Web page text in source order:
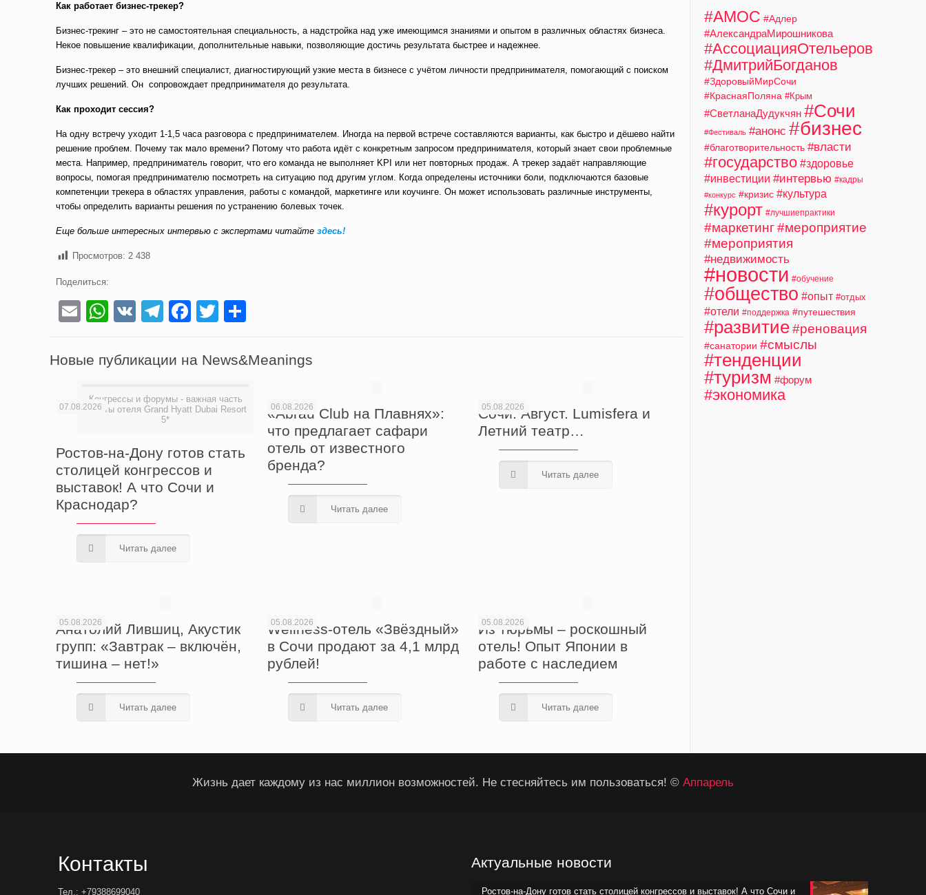
Как работает бизнес-трекер?
Бизнес-трекинг – это не самостоятельная специальность, а надстройка над уже имеющимся знаниями и опытом в различных областях бизнеса.
Некое повышение квалификации, дополнительные навыки, позволяющие достичь результата быстрее и надежнее.
Бизнес-трекер – это внешний специалист, диагностирующий узкие места в бизнесе с учётом личности предпринимателя, помогающий с поиском
лучших решений. Он сопровождает предпринимателя до результата.
Как проходит сессия?
На одну встречу уходит 1-1,5 часа разговора с предпринимателем. Иногда на первой встрече составляются варианты, как быстро и дёшево найти
решение проблем. Почему так мало времени? Потому что работа идёт с конкретным запросом предпринимателя, который знает свои проблемные
места. Например, предприниматель говорит, что его команда не выполняет KPI или нет повторных продаж. А трекер задаёт направляющие
вопросы, помогая предпринимателю посмотреть на ситуацию под другим углом. Когда определены источники боли, подключаются базовые
компетенции трекера в областях управления, работы с командой, маркетинге или коучинге. Он может использовать различные инструменты,
чтобы определить варианты решения по устранению болевых точек.
Еще больше интересных интервью с экспертами читайтездесь!
Просмотров: 2 438
Поделиться:
EmailWhatsApp
VK Telegram
Facebook
Twitter
Новые публикации на News&Meanings
Конгрессы и форумы - важная часть
работы отеля Grand Hyatt Dubai Resort
5*
07.08.2026
Ростов-на-Дону готов стать
столицей конгрессов и
выставок! А что Сочи и
Краснодар?
Читать далее
06.08.2026
«Abrau Club на Плавнях»:
что предлагает сафари
отель от известного
бренда?
Читать далее
05.08.2026
Сочи. Август. Lumisfera и
Летний театр…
Читать далее
05.08.2026
Анатолий Лившиц, Акустик
групп: «Завтрак – включён,
тишина – нет!»
Читать далее
05.08.2026
Wellness-отель «Звёздный»
в Сочи продают за 4,1 млрд
рублей!
Читать далее
05.08.2026
Из тюрьмы – роскошный
отель! Опыт Японии в
работе с наследием
Читать далее
#АМОС #Адлер
#АлександраМирошникова
#АссоциацияОтельеров
#ДмитрийБогданов
#ЗдоровыйМирСочи
#КраснаяПоляна #Крым
#СветланаДудукчян #Сочи
#Фестиваль #анонс #бизнес
#благотворительность #власти
#государство #здоровье
#инвестиции #интервью #кадры
#конкурс #кризис #культура
#курорт #лучшиепрактики
#маркетинг #мероприятие
#мероприятия
#недвижимость
#новости #обучение
#общество #опыт #отдых
#отели #поддержка #путешествия
#развитие #реновация
#санатории #смыслы
#тенденции
#туризм #форум
#экономика
Жизнь дает каждому из нас миллион возможностей. Не стесняйтесь им пользоваться! © Аппарель
Контакты
Тел.: +79388699040
Актуальные новости
Ростов-на-Дону готов стать столицей конгрессов и выставок! А что Сочи и